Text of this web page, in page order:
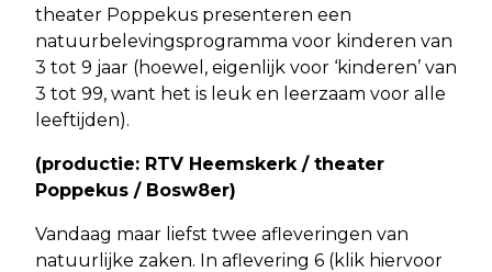
theater Poppekus presenteren een
natuurbelevingsprogramma voor kinderen van
3 tot 9 jaar (hoewel, eigenlijk voor ‘kinderen’ van
3 tot 99, want het is leuk en leerzaam voor alle
leeftijden).
(productie: RTV Heemskerk / theater
Poppekus / Bosw8er)
Vandaag maar liefst twee afleveringen van
natuurlijke zaken. In aflevering 6 (klik hiervoor